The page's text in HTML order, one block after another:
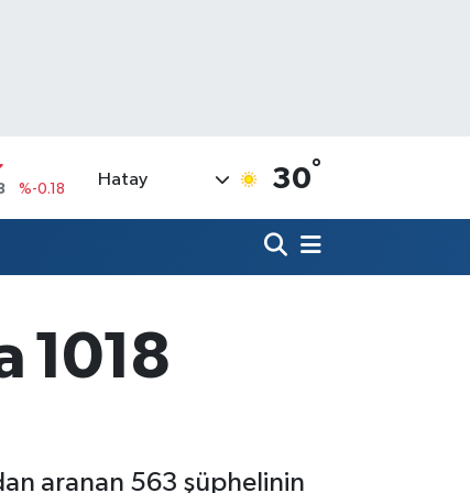
%0.18
14
Hatay 30°
1018
aranan 563 şüphelinin